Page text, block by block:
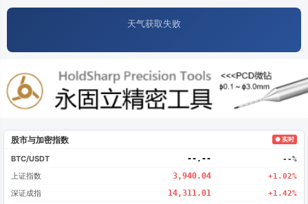
天气获取失败
股市与加密指数 ● 实时
BTC/USDT --.-- --%
上证指数 3,940.04 +1.02%
深证成指 14,311.01 +1.42%